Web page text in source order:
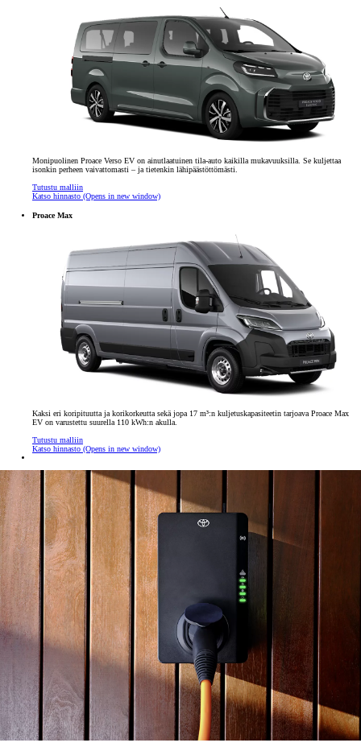
Monipuolinen Proace Verso EV on ainutlaatuinen tila-auto kaikilla mukavuuksilla. Se kuljettaa
isonkin perheen vaivattomasti – ja tietenkin lähipäästöttömästi.
Tutustu malliin
Katso hinnasto (Opens in new window)
Proace Max
Kaksi eri koripituutta ja korikorkeutta sekä jopa 17 m³:n kuljetuskapasiteetin tarjoava Proace Max
EV on varustettu suurella 110 kWh:n akulla.
Tutustu malliin
Katso hinnasto (Opens in new window)